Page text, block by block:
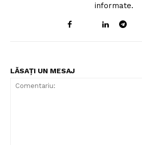
informate.
LĂSAȚI UN MESAJ